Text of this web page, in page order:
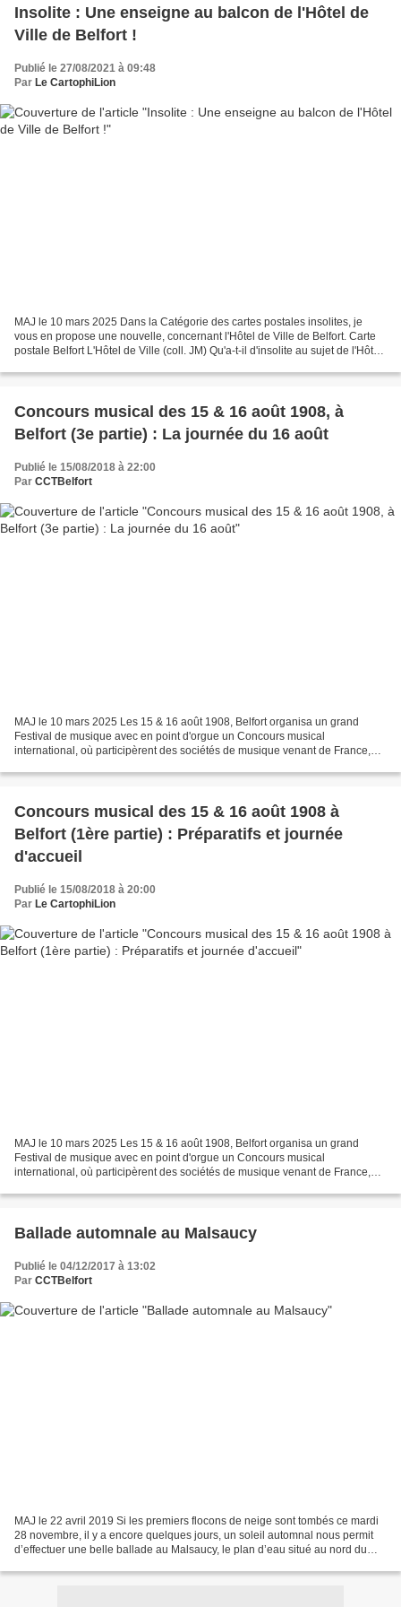
Insolite : Une enseigne au balcon de l'Hôtel de
Ville de Belfort !
Publié le 27/08/2021 à 09:48
Par Le CartophiLion
MAJ le 10 mars 2025 Dans la Catégorie des cartes postales insolites, je
vous en propose une nouvelle, concernant l'Hôtel de Ville de Belfort. Carte
postale Belfort L'Hôtel de Ville (coll. JM) Qu'a-t-il d'insolite au sujet de l'Hôtel
Concours musical des 15 & 16 août 1908, à
Belfort (3e partie) : La journée du 16 août
Publié le 15/08/2018 à 22:00
Par CCTBelfort
MAJ le 10 mars 2025 Les 15 & 16 août 1908, Belfort organisa un grand
Festival de musique avec en point d'orgue un Concours musical
international, où participèrent des sociétés de musique venant de France,
Concours musical des 15 & 16 août 1908 à
Belfort (1ère partie) : Préparatifs et journée
d'accueil
Publié le 15/08/2018 à 20:00
Par Le CartophiLion
MAJ le 10 mars 2025 Les 15 & 16 août 1908, Belfort organisa un grand
Festival de musique avec en point d'orgue un Concours musical
international, où participèrent des sociétés de musique venant de France,
Ballade automnale au Malsaucy
Publié le 04/12/2017 à 13:02
Par CCTBelfort
MAJ le 22 avril 2019 Si les premiers flocons de neige sont tombés ce mardi
28 novembre, il y a encore quelques jours, un soleil automnal nous permit
d’effectuer une belle ballade au Malsaucy, le plan d’eau situé au nord du